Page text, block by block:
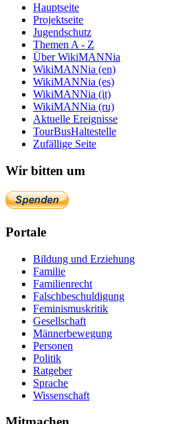
Hauptseite
Projektseite
Jugendschutz
Themen A - Z
Über WikiMANNia
WikiMANNia (en)
WikiMANNia (es)
WikiMANNia (it)
WikiMANNia (ru)
Aktuelle Ereignisse
TourBusHaltestelle
Zufällige Seite
Wir bitten um
Portale
Bildung und Erziehung
Familie
Familienrecht
Falschbeschuldigung
Feminismuskritik
Gesellschaft
Männerbewegung
Personen
Politik
Ratgeber
Sprache
Wissenschaft